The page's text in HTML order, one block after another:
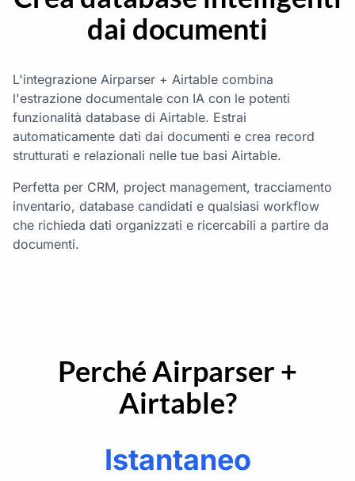
dai documenti
L'integrazione Airparser + Airtable combina
l'estrazione documentale con IA con le potenti
funzionalità database di Airtable. Estrai
automaticamente dati dai documenti e crea record
strutturati e relazionali nelle tue basi Airtable.
Perfetta per CRM, project management, tracciamento
inventario, database candidati e qualsiasi workflow
che richieda dati organizzati e ricercabili a partire da
documenti.
Perché Airparser +
Airtable?
Istantaneo